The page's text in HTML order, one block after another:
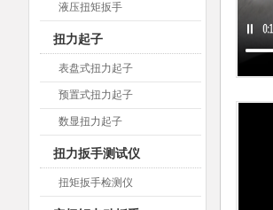
液压扭矩扳手
扭力起子
表盘式扭力起子
预置式扭力起子
数显扭力起子
扭力扳手测试仪
扭矩扳手检测仪